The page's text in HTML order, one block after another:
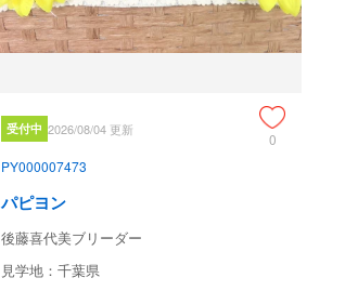
受付中 2026/08/04 更新
0
PY000007473
パピヨン
後藤喜代美ブリーダー
見学地：千葉県